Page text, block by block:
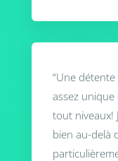
“Une
assez
tout niveaux!
bien au-delà